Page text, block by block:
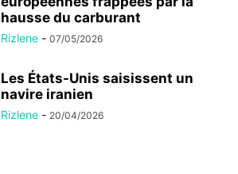
hausse du carburant
Rizlene - 07/05/2026
Les États-Unis saisissent un
navire iranien
Rizlene - 20/04/2026